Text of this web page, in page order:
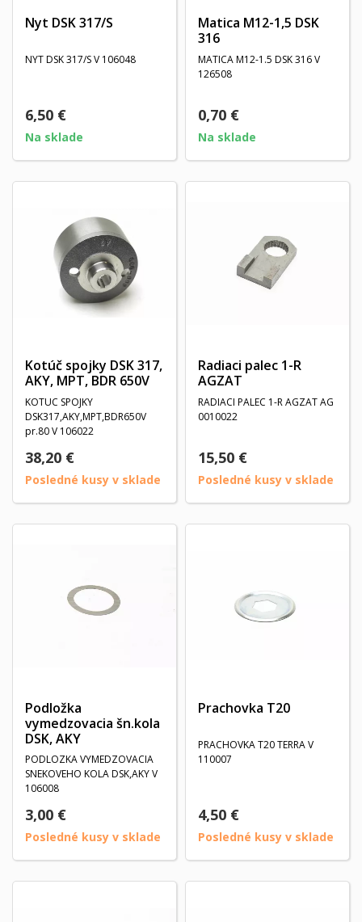
Nyt DSK 317/S
NYT DSK 317/S V 106048
6,50 €
Na sklade
Matica M12-1,5 DSK
316
MATICA M12-1.5 DSK 316 V
126508
0,70 €
Na sklade
Kotúč spojky DSK 317,
AKY, MPT, BDR 650V
KOTUC SPOJKY
DSK317,AKY,MPT,BDR650V
pr.80 V 106022
38,20 €
Posledné kusy v sklade
Radiaci palec 1-R
AGZAT
RADIACI PALEC 1-R AGZAT AG
0010022
15,50 €
Posledné kusy v sklade
Podložka
vymedzovacia šn.kola
DSK, AKY
PODLOZKA VYMEDZOVACIA
SNEKOVEHO KOLA DSK,AKY V
106008
3,00 €
Posledné kusy v sklade
Prachovka T20
PRACHOVKA T20 TERRA V
110007
4,50 €
Posledné kusy v sklade